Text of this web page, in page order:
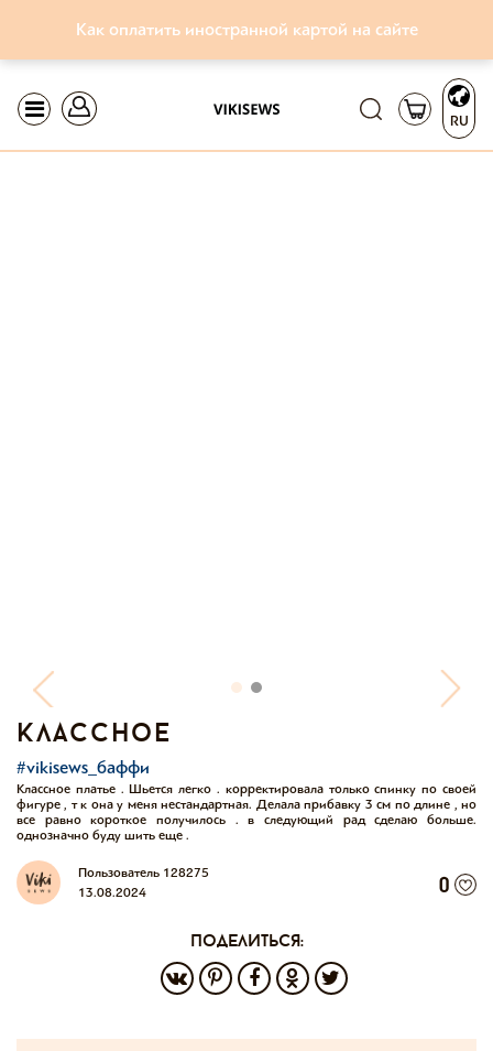
Как оплатить иностранной картой на сайте
RU
классное
#vikisews_баффи
Классное платье . Шьется легко . корректировала только спинку по своей
фигуре , т к она у меня нестандартная. Делала прибавку 3 см по длине , но
все равно короткое получилось . в следующий рад сделаю больше.
однозначно буду шить еще .
Пользователь 128275
13.08.2024
0
поделиться: